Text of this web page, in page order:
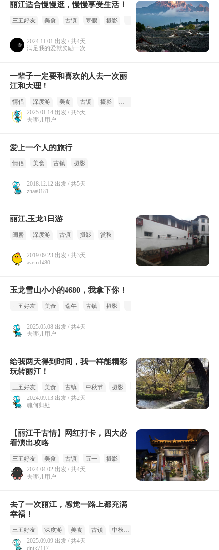
丽江适合慢慢逛，慢慢享受生活！
三五好友 美食 古镇 寒假 摄影 冬季
2024.11.01 出发 / 共4天
满足我的爱就奖励一次
一辈子一定要和喜欢的人去一次丽
江和大理！
情侣 深度游 美食 古镇 摄影 冬季
2025.01.14 出发 / 共5天
去哪儿用户
爱上一个人的旅行
情侣 美食 古镇 摄影
2018.12.12 出发 / 共5天
zhaa0181
丽江,玉龙3日游
闺蜜 深度游 古镇 摄影 赏秋
2019.09.23 出发 / 共3天
asem1480
玉龙雪山小小的4680，我拿下你！
三五好友 美食 端午 古镇 摄影 夏季
2025.05.08 出发 / 共4天
去哪儿用户
给我两天得到时间，我一样能精彩
玩转丽江！
三五好友 美食 古镇 中秋节 摄影
国庆
2024.09.13 出发 / 共2天
魂何归处
【丽江千古情】网红打卡，四大必
看演出攻略
三五好友 美食 古镇 五一
摄影
2024.04.02 出发 / 共4天
去哪儿用户
去了一次丽江，感觉一路上都充满
幸福！
三五好友 深度游 美食 古镇 中秋节
2025.09.09 出发 / 共4天
dntk7117